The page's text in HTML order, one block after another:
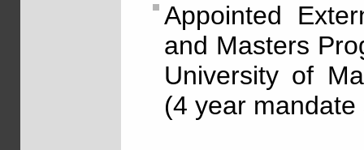
Appointed
and Masters
University of
(4 year